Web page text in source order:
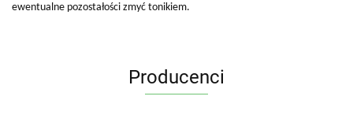
ewentualne pozostałości zmyć tonikiem.
Producenci